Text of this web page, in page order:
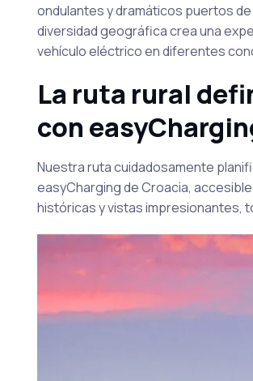
ondulantes y dramáticos puertos
diversidad geográfica crea una
vehículo eléctrico en diferentes
La ruta rural
con
Nuestra ruta cuidadosamente
easyCharging de Croacia,
históricas y vistas impresionantes,